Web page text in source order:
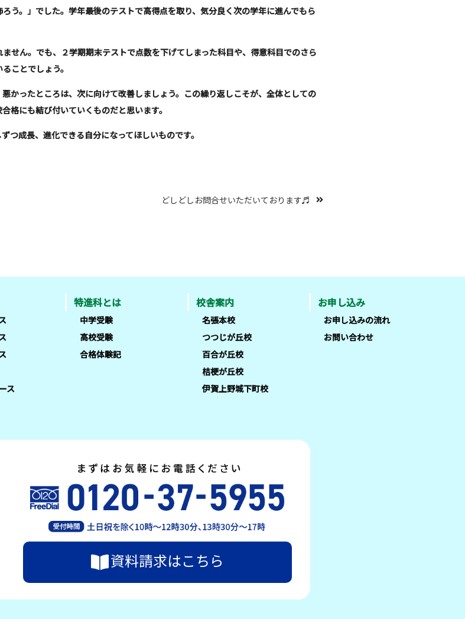
う。」でした。学年最後のテストで高得点を取り、気分良く次の学年に進んでもら
せん。でも、２学期期末テストで点数を下げてしまった科目や、得意科目でのさら
ことでしょう。
かったところは、次に向けて改善しましょう。この繰り返しこそが、全体としての
格にも結び付いていくものだと思います。
つ成長、進化できる自分になってほしいものです。
どしどしお問合せいただいております♬
ス
特進科とは
中学受験
高校受験
合格体験記
校舎案内
名張本校
つつじが丘校
百合が丘校
桔梗が丘校
伊賀上野城下町校
お申し込み
お申し込みの流れ
お問い合わせ
資料請求はこちら